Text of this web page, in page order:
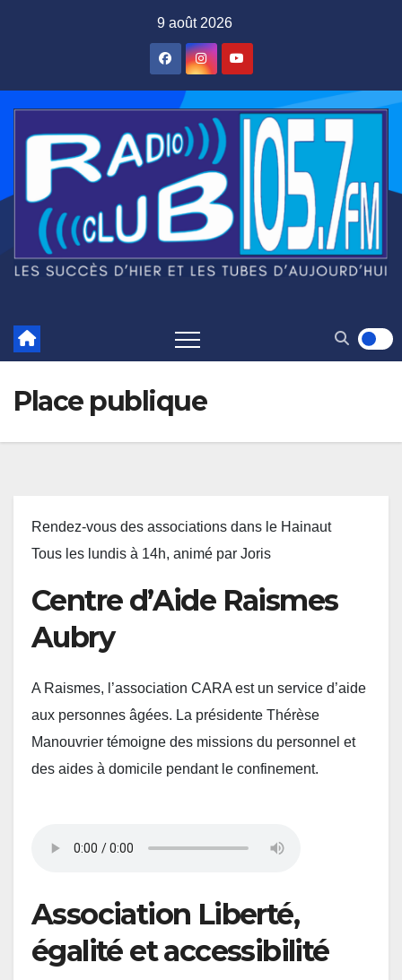
9 août 2026
Place publique
Rendez-vous des associations dans le Hainaut
Tous les lundis à 14h, animé par Joris
Centre d’Aide Raismes
Aubry
A Raismes, l’association CARA est un service d’aide
aux personnes âgées. La présidente Thérèse
Manouvrier témoigne des missions du personnel et
des aides à domicile pendant le confinement.
Association Liberté,
égalité et accessibilité